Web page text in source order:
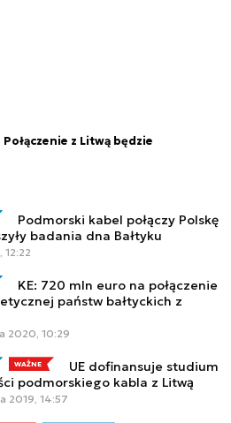
z Litwą będzie
Podmorski kabel połączy Polskę
badania dna Bałtyku
12:22
KE: 720 mln euro na połączenie
państw bałtyckich z
2020, 10:29
WAŻNE
UE dofinansuje studium
podmorskiego kabla z Litwą
2019, 14:57